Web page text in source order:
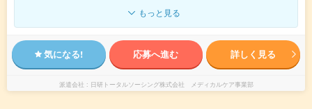
もっと見る
気になる! 応募へ進む 詳しく見る
派遣会社 日研トータルソーシング株式会社 メディカルケア事業部